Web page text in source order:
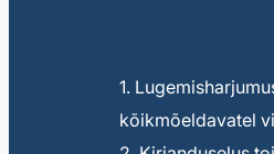
1.
kõikmõeldavatel